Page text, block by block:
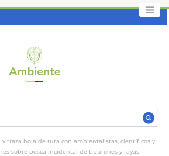
traza hoja de ruta con ambientalistas, científicos y
sobre pesca incidental de tiburones y rayas